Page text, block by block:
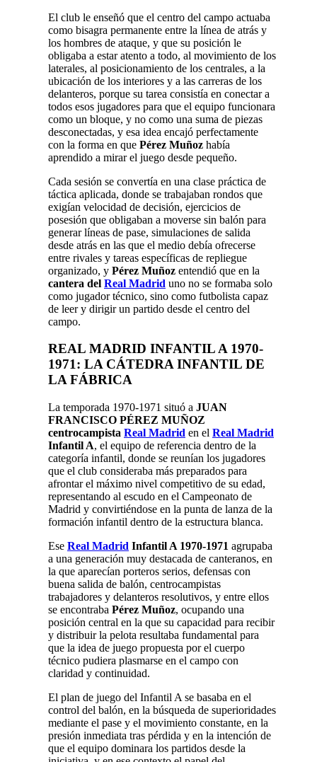
El club le enseñó que el centro del campo actuaba
como bisagra permanente entre la línea de atrás y
los hombres de ataque, y que su posición le
obligaba a estar atento a todo, al movimiento de los
laterales, al posicionamiento de los centrales, a la
ubicación de los interiores y a las carreras de los
delanteros, porque su tarea consistía en conectar a
todos esos jugadores para que el equipo funcionara
como un bloque, y no como una suma de piezas
desconectadas, y esa idea encajó perfectamente
con la forma en que Pérez Muñoz había
aprendido a mirar el juego desde pequeño.
Cada sesión se convertía en una clase práctica de
táctica aplicada, donde se trabajaban rondos que
exigían velocidad de decisión, ejercicios de
posesión que obligaban a moverse sin balón para
generar líneas de pase, simulaciones de salida
desde atrás en las que el medio debía ofrecerse
entre rivales y tareas específicas de repliegue
organizado, y Pérez Muñoz entendió que en la
cantera del Real Madrid uno no se formaba solo
como jugador técnico, sino como futbolista capaz
de leer y dirigir un partido desde el centro del
campo.
REAL MADRID INFANTIL A 1970-
1971: LA CÁTEDRA INFANTIL DE
LA FÁBRICA
La temporada 1970-1971 situó a JUAN
FRANCISCO PÉREZ MUÑOZ
centrocampista Real Madrid en el Real Madrid
Infantil A, el equipo de referencia dentro de la
categoría infantil, donde se reunían los jugadores
que el club consideraba más preparados para
afrontar el máximo nivel competitivo de su edad,
representando al escudo en el Campeonato de
Madrid y convirtiéndose en la punta de lanza de la
formación infantil dentro de la estructura blanca.
Ese Real Madrid Infantil A 1970-1971 agrupaba
a una generación muy destacada de canteranos, en
la que aparecían porteros serios, defensas con
buena salida de balón, centrocampistas
trabajadores y delanteros resolutivos, y entre ellos
se encontraba Pérez Muñoz, ocupando una
posición central en la que su capacidad para recibir
y distribuir la pelota resultaba fundamental para
que la idea de juego propuesta por el cuerpo
técnico pudiera plasmarse en el campo con
claridad y continuidad.
El plan de juego del Infantil A se basaba en el
control del balón, en la búsqueda de superioridades
mediante el pase y el movimiento constante, en la
presión inmediata tras pérdida y en la intención de
que el equipo dominara los partidos desde la